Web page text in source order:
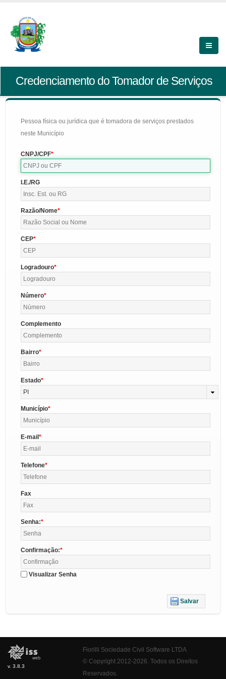
Credenciamento do Tomador de Serviços
Pessoa física ou jurídica que é tomadora de serviços prestados
neste Município
CNPJ/CPF
I.E./RG
Razão/Nome
CEP
Logradouro
Número
Complemento
Bairro
Estado
PI
Município
E-mail
Telefone
Fax
Senha:
Confirmação:
Visualizar Senha
Salvar
v. 3.8.3
Fiorilli Sociedade Civil Software LTDA
© Copyright 2012-2026. Todos os Direitos
Reservados.